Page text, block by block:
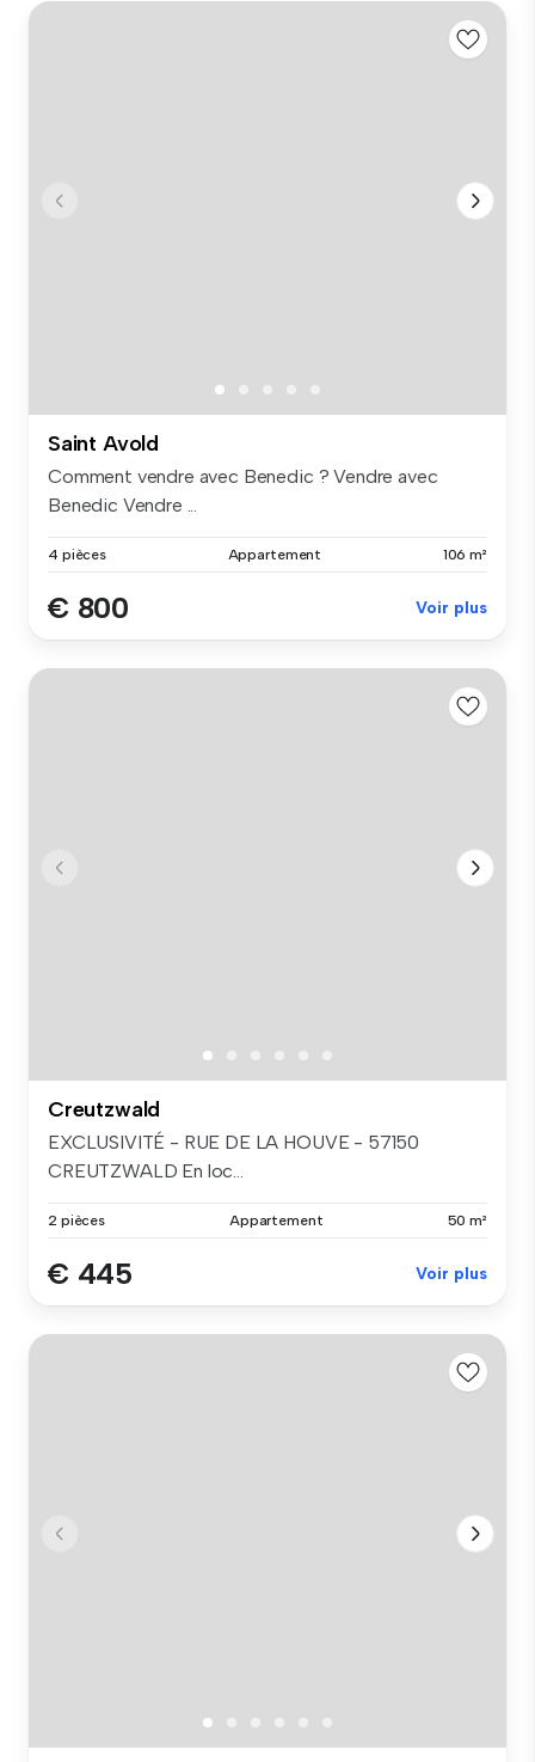
Saint Avold
Comment vendre avec Benedic ? Vendre avec
Benedic Vendre ...
4 pièces Appartement 106 m²
€ 800 Voir plus
Creutzwald
EXCLUSIVITÉ - RUE DE LA HOUVE - 57150
CREUTZWALD En loc...
2 pièces Appartement 50 m²
€ 445 Voir plus